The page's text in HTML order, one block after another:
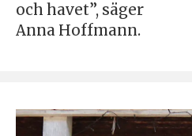
och havet”, säger
Anna Hoffmann.